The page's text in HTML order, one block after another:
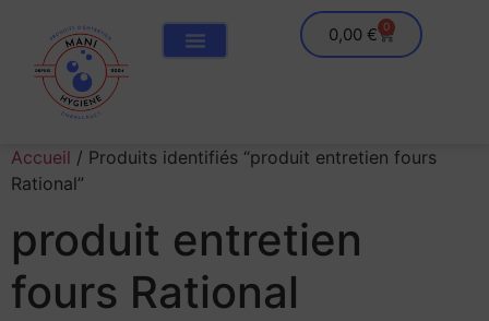
0,00 € 0
Accueil / Produits identifiés “produit entretien fours
Rational”
produit entretien
fours Rational